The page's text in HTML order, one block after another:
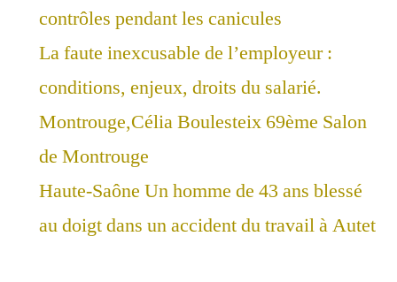
contrôles pendant les canicules
La faute inexcusable de l’employeur :
conditions, enjeux, droits du salarié.
Montrouge,Célia Boulesteix 69ème Salon
de Montrouge
Haute-Saône Un homme de 43 ans blessé
au doigt dans un accident du travail à Autet